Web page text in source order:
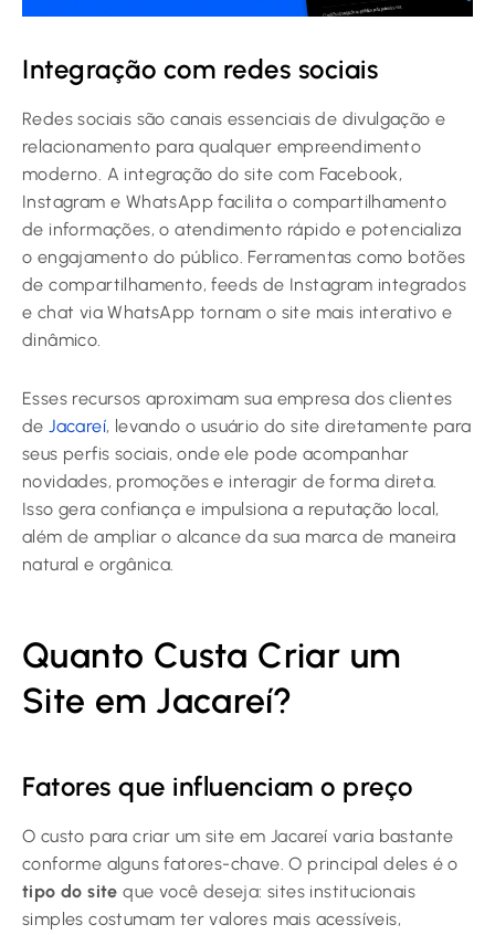
Integração com redes sociais
Redes sociais são canais essenciais de divulgação e
relacionamento para qualquer empreendimento
moderno. A integração do site com Facebook,
Instagram e WhatsApp facilita o compartilhamento
de informações, o atendimento rápido e potencializa
o engajamento do público. Ferramentas como botões
de compartilhamento, feeds de Instagram integrados
e chat via WhatsApp tornam o site mais interativo e
dinâmico.
Esses recursos aproximam sua empresa dos clientes
deJacareí, levando o usuário do site diretamente para
seus perfis sociais, onde ele pode acompanhar
novidades, promoções e interagir de forma direta.
Isso gera confiança e impulsiona a reputação local,
além de ampliar o alcance da sua marca de maneira
natural e orgânica.
Quanto Custa Criar um
Site em Jacareí?
Fatores que influenciam o preço
O custo para criar um site em Jacareí varia bastante
conforme alguns fatores-chave. O principal deles é o
tipo do site que você deseja: sites institucionais
simples costumam ter valores mais acessíveis,